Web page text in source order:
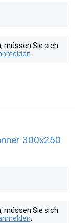
müssen Sie sich
300x250
müssen Sie sich